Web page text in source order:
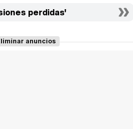
perdidas'
anuncios